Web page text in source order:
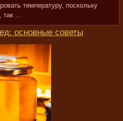
температуру, поскольку
так ...
основные советы